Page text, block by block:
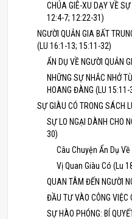
CHÚA GIÊ-XU DẠY VỀ
12:4-7; 12:22-31)
NGƯỜI QUẢN GIA BẤT
(LU 16:1-13; 15:11-32)
ẨN DỤ VỀ NGƯỜI QUẢN
NHỮNG SỰ NHẮC NHỞ
HOANG ĐÀNG (LU 15:11-
SỰ GIÀU CÓ TRONG SÁCH
SỰ LO NGẠI DÀNH CHO
30)
Câu Chuyện Ẩn Dụ
Vị Quan Giàu Có (Lu
QUAN TÂM ĐẾN NGƯỜI
ĐẦU TƯ VÀO CÔNG
SỰ HÀO PHÓNG: BÍ